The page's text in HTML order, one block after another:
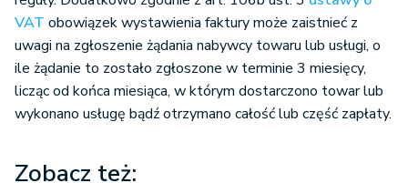
VAT obowiązek wystawienia faktury może zaistnieć z
uwagi na zgłoszenie żądania nabywcy towaru lub usługi, o
ile żądanie to zostało zgłoszone w terminie 3 miesięcy,
licząc od końca miesiąca, w którym dostarczono towar lub
wykonano usługę bądź otrzymano całość lub część zapłaty.
Zobacz też: